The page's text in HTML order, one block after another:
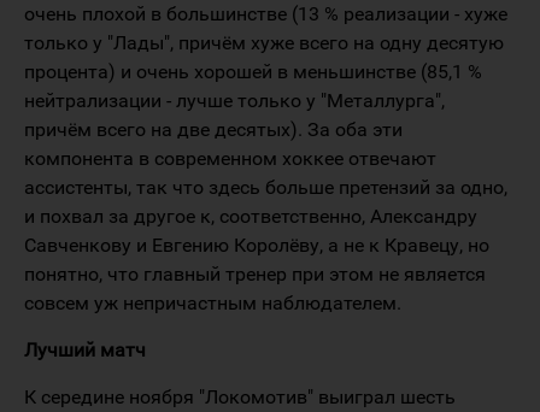
очень плохой в большинстве (13 % реализации - хуже
только у "Лады", причём хуже всего на одну десятую
процента) и очень хорошей в меньшинстве (85,1 %
нейтрализации - лучше только у "Металлурга",
причём всего на две десятых). За оба эти
компонента в современном хоккее отвечают
ассистенты, так что здесь больше претензий за одно,
и похвал за другое к, соответственно, Александру
Савченкову и Евгению Королёву, а не к Кравецу, но
понятно, что главный тренер при этом не является
совсем уж непричастным наблюдателем.
Лучший матч
К середине ноября "Локомотив" выиграл шесть